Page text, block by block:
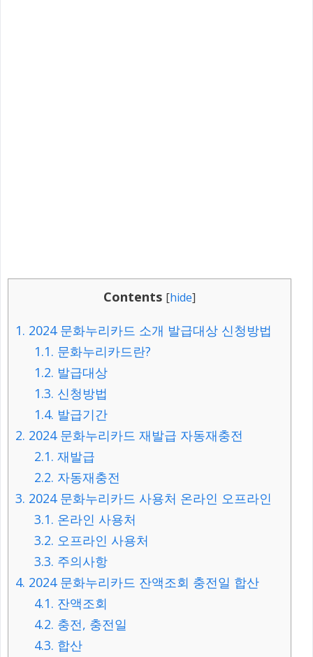
Contents [hide]
1. 2024 문화누리카드 소개 발급대상 신청방법
1.1. 문화누리카드란?
1.2. 발급대상
1.3. 신청방법
1.4. 발급기간
2. 2024 문화누리카드 재발급 자동재충전
2.1. 재발급
2.2. 자동재충전
3. 2024 문화누리카드 사용처 온라인 오프라인
3.1. 온라인 사용처
3.2. 오프라인 사용처
3.3. 주의사항
4. 2024 문화누리카드 잔액조회 충전일 합산
4.1. 잔액조회
4.2. 충전, 충전일
4.3. 합산